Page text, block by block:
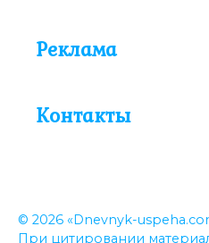
Реклама
Контакты
© 2026 «Dnevnyk-
При цитировании